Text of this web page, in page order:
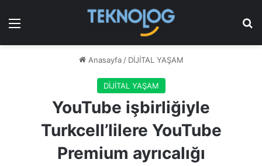
Menü
Anasayfa / DİJİTAL YAŞAM
DİJİTAL YAŞAM
YouTube işbirliğiyle
Turkcell’lilere YouTube
Premium ayrıcalığı